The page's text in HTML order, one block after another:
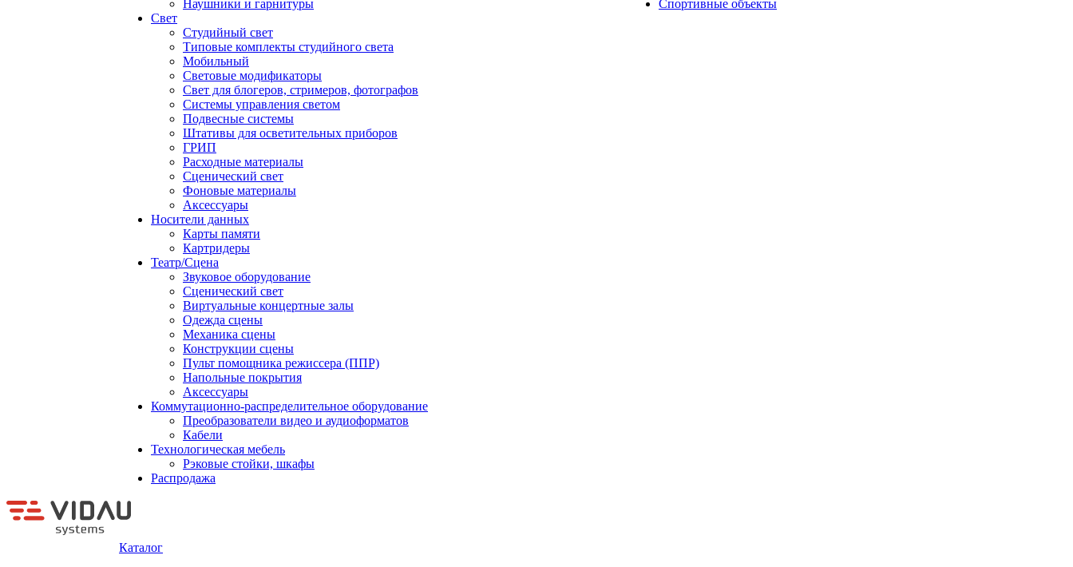
Наушники и гарнитуры
Свет
Студийный свет
Типовые комплекты студийного света
Мобильный
Световые модификаторы
Свет для блогеров, стримеров, фотографов
Системы управления светом
Подвесные системы
Штативы для осветительных приборов
ГРИП
Расходные материалы
Сценический свет
Фоновые материалы
Аксессуары
Носители данных
Карты памяти
Картридеры
Театр/Сцена
Звуковое оборудование
Сценический свет
Виртуальные концертные залы
Одежда сцены
Механика сцены
Конструкции сцены
Пульт помощника режиссера (ППР)
Напольные покрытия
Аксессуары
Коммутационно-распределительное оборудование
Преобразователи видео и аудиоформатов
Кабели
Технологическая мебель
Рэковые стойки, шкафы
Распродажа
Спортивные объекты
Каталог